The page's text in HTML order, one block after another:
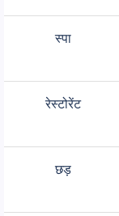
स्पा
रेस्टोरेंट
छड़